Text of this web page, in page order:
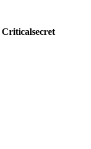
Criticalsecret